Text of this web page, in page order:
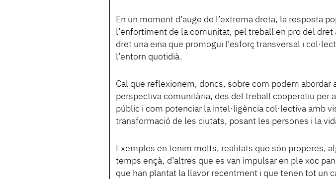
En un moment d’auge de l’extrema dreta, la resposta
l’enfortiment de la comunitat, pel treball en pro del dret
dret una eina que promogui l’esforç transversal i
l’entorn quotidià.
Cal que reflexionem, doncs, sobre com podem abordar
perspectiva comunitària, des del treball cooperatiu per
públic i com potenciar la intel·ligència col·lectiva amb
transformació de les ciutats, posant les persones i la
Exemples en tenim molts, realitats que són properes,
temps ençà, d’altres que es van impulsar en ple xoc
que han plantat la llavor recentment i que tenen tot un